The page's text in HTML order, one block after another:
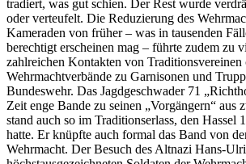
tradiert, was gut schien. Der Rest wurde
oder verteufelt. Die Reduzierung des
Kameraden von früher – was in tausenden
berechtigt erscheinen mag – führte zudem zu
zahlreichen Kontakten von Traditionsvereinen
Wehrmachtverbände zu Garnisonen und
Bundeswehr. Das Jagdgeschwader 71
Zeit enge Bande zu seinen „Vorgängern“ aus
stand auch so im Traditionserlass, den Hassel
hatte. Er knüpfte auch formal das Band von
Wehrmacht. Der Besuch des Altnazi Hans-